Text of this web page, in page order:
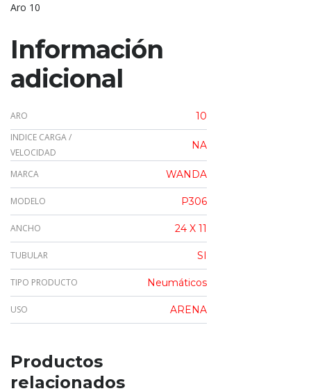
Aro 10
Información
adicional
ARO 10
INDICE CARGA /
VELOCIDAD
NA
MARCA WANDA
MODELO P306
ANCHO 24 X 11
TUBULAR SI
TIPO PRODUCTO Neumáticos
USO ARENA
Productos
relacionados